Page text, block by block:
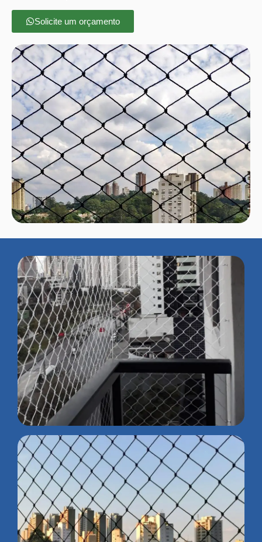
Solicite um orçamento